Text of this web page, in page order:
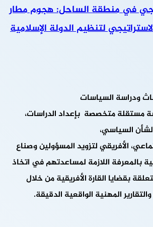
في منطقة الساحل: هجوم مطار
لتنظيم الدولة الإسلامية
ودراسة السياسات
مستقلة متخصصة بإعداد الدراسات،
السياسي،
الأفريقي لتزويد المسؤولين وصناع
بالمعرفة اللازمة لمساعدتهم في اتخاذ
بقضايا القارة الأفريقية من خلال
المهنية الواقعية الدقيقة.